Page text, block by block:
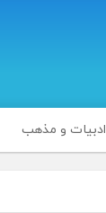
ادبیات و مذهب